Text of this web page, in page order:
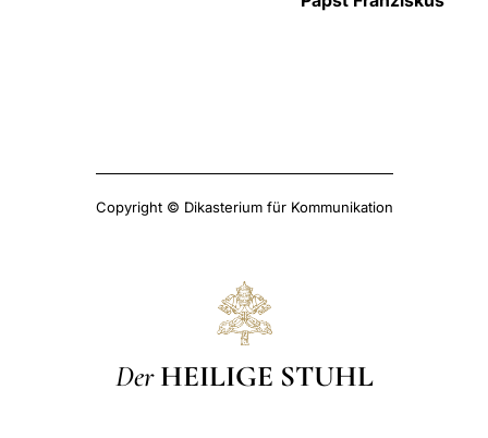
Copyright © Dikasterium für Kommunikation
Der HEILIGE STUHL